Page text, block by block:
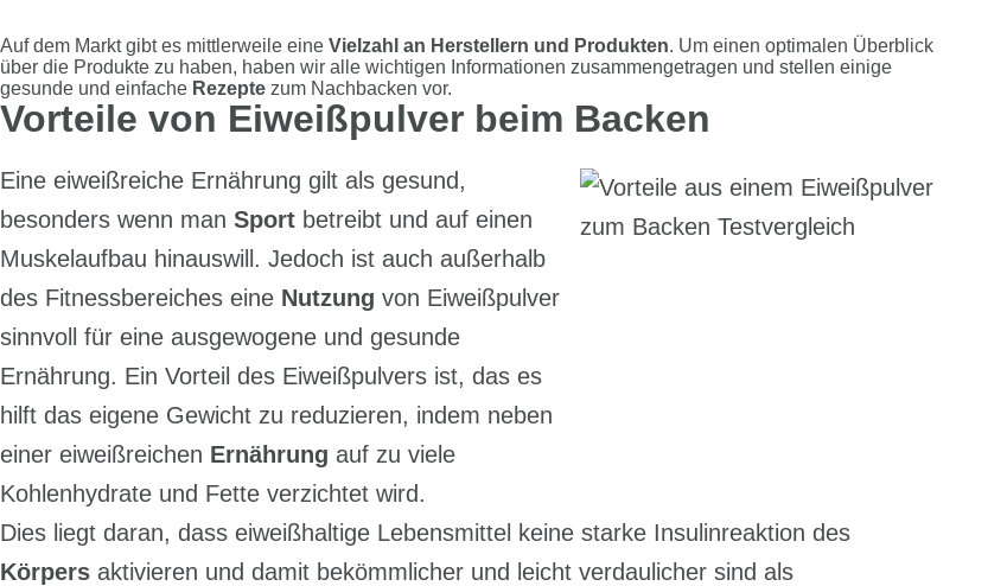
Auf dem Markt gibt es mittlerweile eine Vielzahl an Herstellern und Produkten. Um einen optimalen Überblick
über die Produkte zu haben, haben wir alle wichtigen Informationen zusammengetragen und stellen einige
gesunde und einfache Rezepte zum Nachbacken vor.
Vorteile von Eiweißpulver beim Backen
Eine eiweißreiche Ernährung gilt als gesund,
besonders wenn man Sport betreibt und auf einen
Muskelaufbau hinauswill. Jedoch ist auch außerhalb
des Fitnessbereiches eine Nutzung von Eiweißpulver
sinnvoll für eine ausgewogene und gesunde
Ernährung. Ein Vorteil des Eiweißpulvers ist, das es
hilft das eigene Gewicht zu reduzieren, indem neben
einer eiweißreichen Ernährung auf zu viele
Kohlenhydrate und Fette verzichtet wird.
Dies liegt daran, dass eiweißhaltige Lebensmittel keine starke Insulinreaktion des
Körpers aktivieren und damit bekömmlicher und leicht verdaulicher sind als